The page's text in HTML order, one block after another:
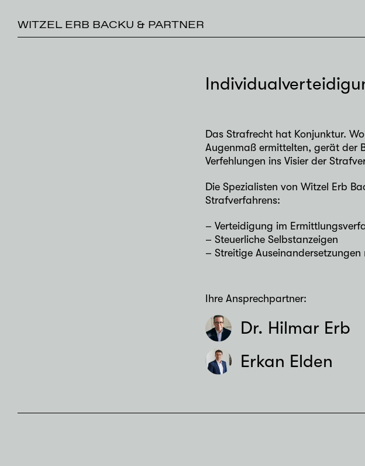
WITZEL ERB BACKU & PARTNER
Das Strafrecht hat Konjunktur.
Augenmaß ermittelten, gerät der
Verfehlungen ins Visier der
Die Spezialisten von Witzel Erb
Strafverfahrens:
– Verteidigung im
– Steuerliche Selbstanzeigen
– Streitige
Ihre Ansprechpartner:
Dr. Hilmar Erb
Erkan Elden